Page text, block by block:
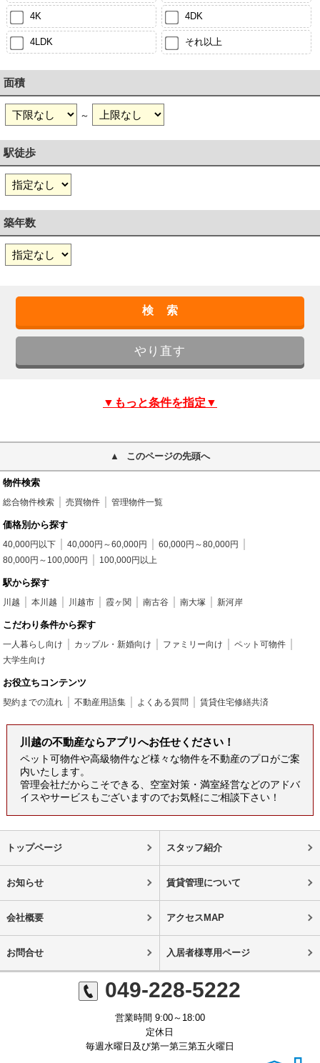
4K 4DK
4LDK それ以上
面積
～
駅徒歩
築年数
▼もっと条件を指定▼
このページの先頭へ
物件検索
総合物件検索 売買物件 管理物件一覧
価格別から探す
40,000円以下 40,000円～60,000円
60,000円～80,000円
80,000円～100,000円
100,000円以上
駅から探す
川越 本川越 川越市 霞ヶ関 南古谷 南大塚 新河岸
こだわり条件から探す
一人暮らし向け カップル・新婚向け ファミリー向け
ペット可物件
大学生向け
お役立ちコンテンツ
契約までの流れ 不動産用語集 よくある質問 賃貸住宅修繕共済
川越の不動産ならアプリへお任せください！
ペット可物件や高級物件など様々な物件を不動産のプロがご案
内いたします。
管理会社だからこそできる、空室対策・満室経営などのアドバ
イスやサービスもございますのでお気軽にご相談下さい！
トップページ スタッフ紹介
お知らせ 賃貸管理について
会社概要 アクセスMAP
お問合せ 入居者様専用ページ
049-228-5222
営業時間 9:00～18:00
定休日
毎週水曜日及び第一第三第五火曜日